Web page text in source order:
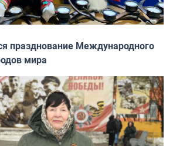
празднование Международного
мира